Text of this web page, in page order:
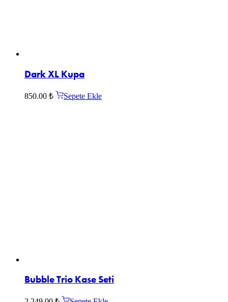
Dark XL Kupa
850.00 ₺ Sepete Ekle
Bubble Trio Kase Seti